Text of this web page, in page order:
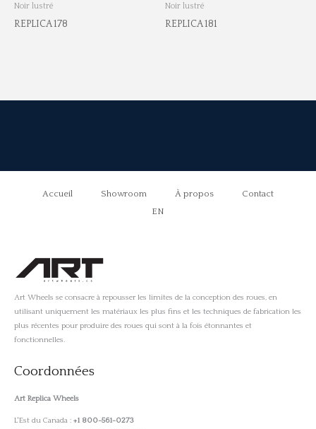
Noir lustré
REPLICA 178
Noir lustré
REPLICA 181
Accueil Showroom À propos
Contact
EN
Art Wheels se consacre à repousser les limites de la conception des roues, en
utilisant uniquement les matériaux les plus fins et les techniques de fabrication les
plus récentes pour produire des roues qui sont à la fois étonnantes et
fonctionnelles.
Coordonnées
Art Replica Wheels
L'Est du Canada : +1 800-561-0273